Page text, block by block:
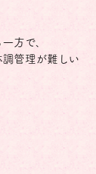
方で、
管理が難しい